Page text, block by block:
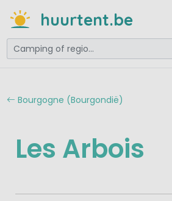
huurtent.be
Bourgogne (Bourgondië)
Les Arbois